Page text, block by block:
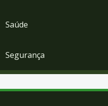
Saúde
Segurança